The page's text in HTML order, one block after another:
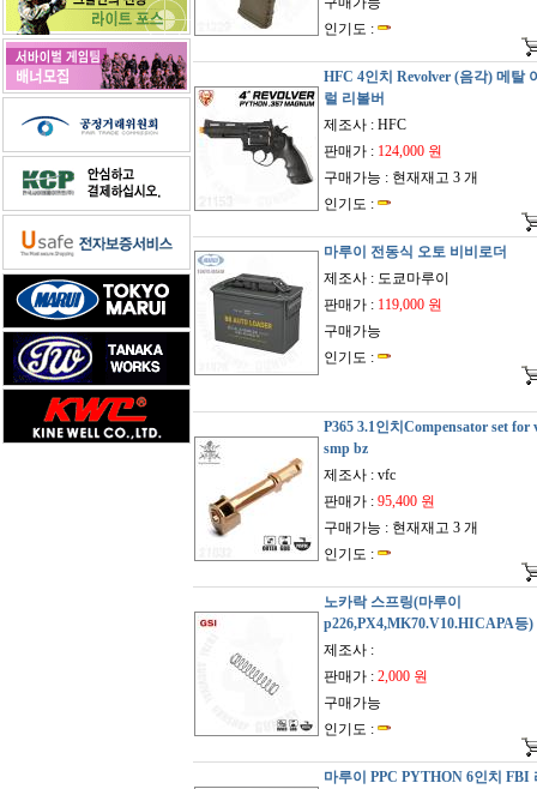
인기도 :
HFC 4인치 Revolver (음각) 메탈
럴 리볼버
제조사 : HFC
판매가 : 124,000 원
구매가능 : 현재재고 3 개
인기도 :
마루이 전동식 오토 비비로더
제조사 : 도쿄마루이
판매가 : 119,000 원
구매가능
인기도 :
P365 3.1인치Compensator set for
smp bz
제조사 : vfc
판매가 : 95,400 원
구매가능 : 현재재고 3 개
인기도 :
노카락 스프링(마루이
p226,PX4,MK70.V10.HICAPA등)
제조사 :
판매가 : 2,000 원
구매가능
인기도 :
마루이 PPC PYTHON 6인치 FBI